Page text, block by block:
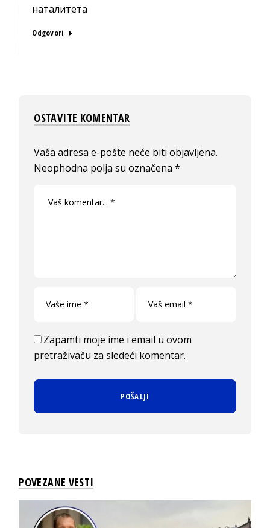
наталитета
Odgovori
OSTAVITE KOMENTAR
Vaša adresa e-pošte neće biti objavljena.
Neophodna polja su označena*
Zapamti moje ime i email u ovom
pretraživaču za sledeći komentar.
POVEZANE VESTI